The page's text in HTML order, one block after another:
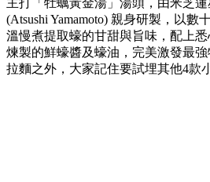
主打「牡蠣黃金湯」湯頭，由米芝
(Atsushi Yamamoto) 親身研製，以數
溫慢煮提取蠔的甘甜與旨味，配上
煉製的鮮蠔醬及蠔油，完美激發最
拉麵之外，大家記住要試埋其他4款